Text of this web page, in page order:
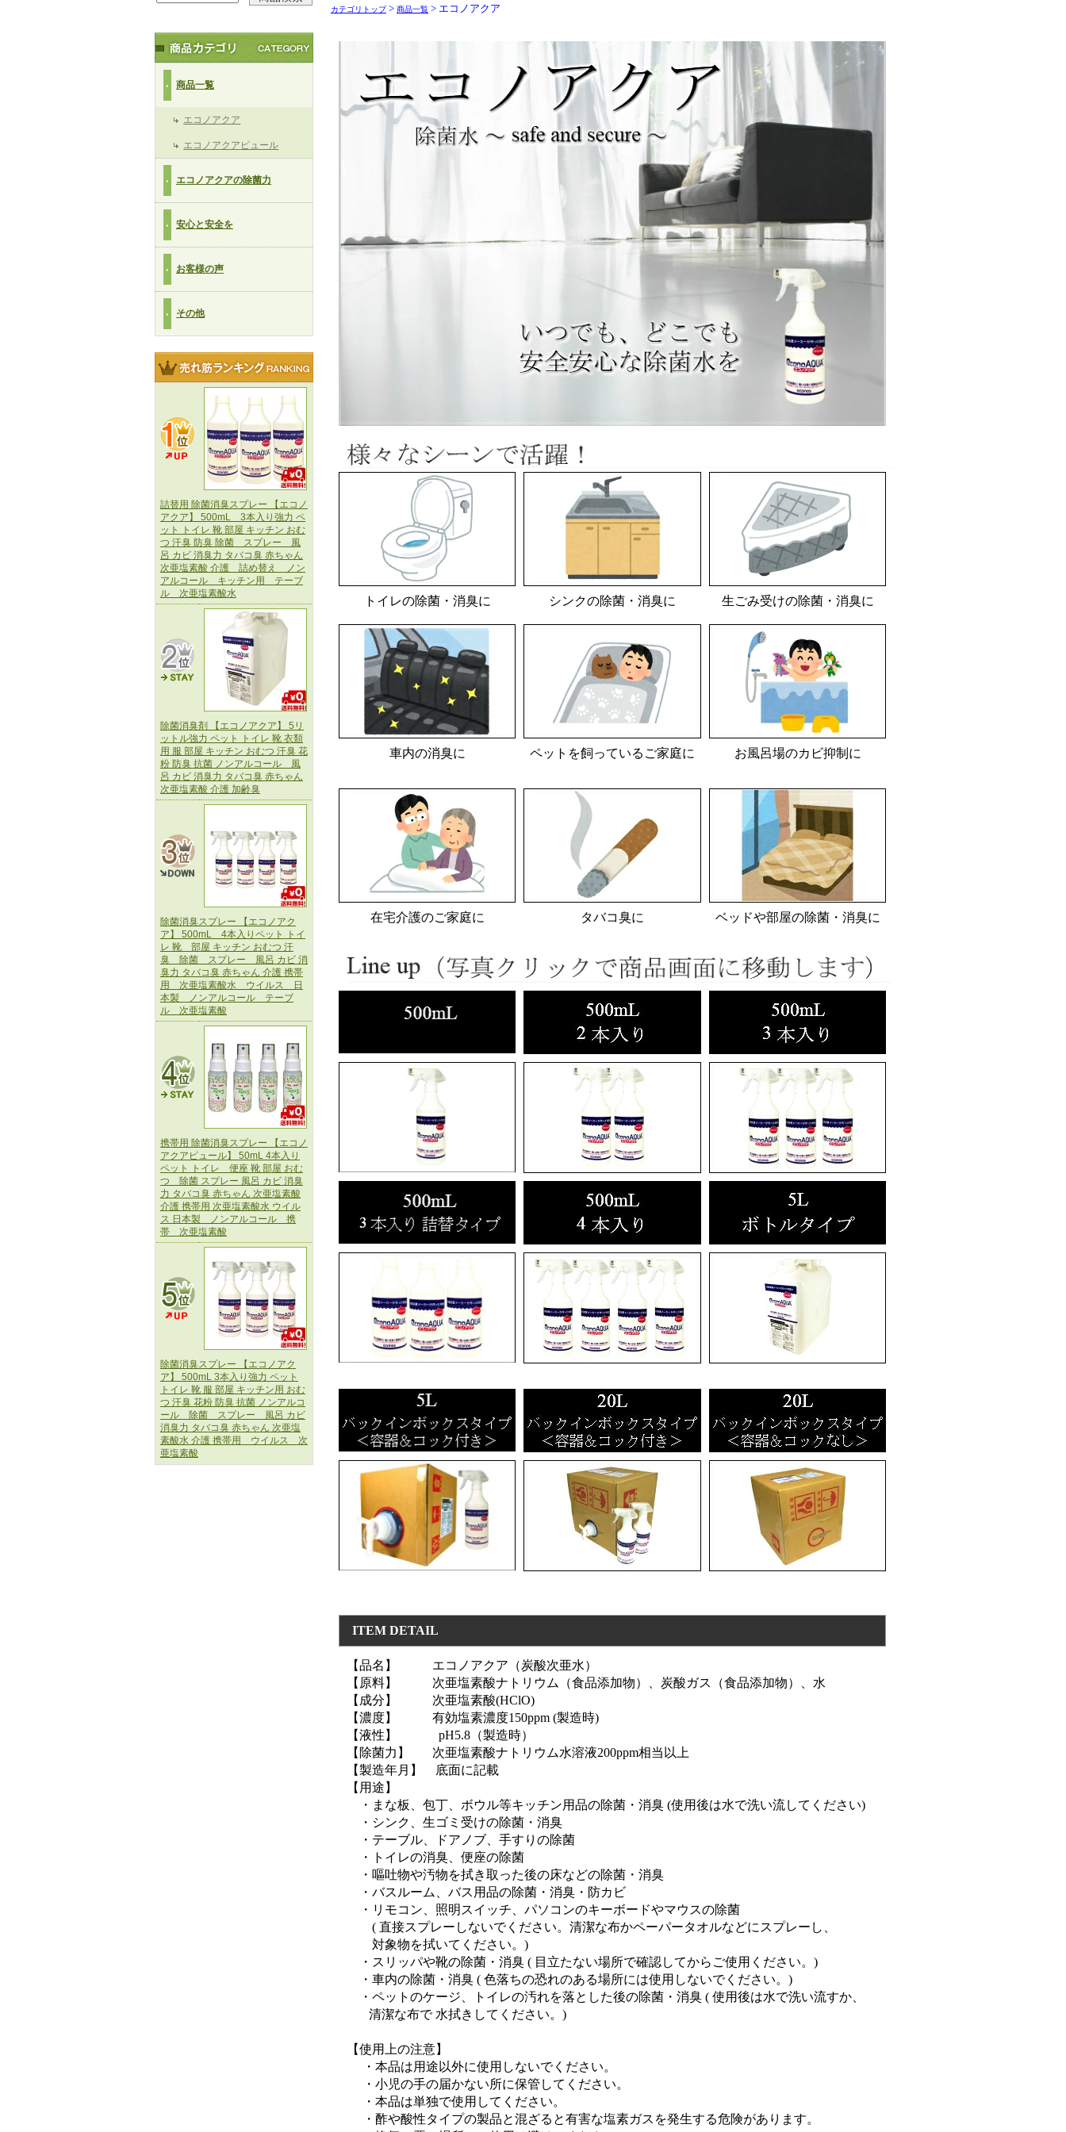
商品一覧
エコノアクア
エコノアクアピュール
エコノアクアの除菌力
安心と安全を
お客様の声
その他
詰替用 除菌消臭スプレー 【エコノ
アクア】 500mL 3本入り強力 ペ
ット トイレ 靴 部屋 キッチン おむ
つ 汗臭 防臭 除菌 スプレー 風
呂 カビ 消臭力 タバコ臭 赤ちゃん
次亜塩素酸 介護 詰め替え ノン
アルコール キッチン用 テーブ
ル 次亜塩素酸水
除菌消臭剤 【エコノアクア】 5リ
ットル強力 ペット トイレ 靴 衣類
用 服 部屋 キッチン おむつ 汗臭 花
粉 防臭 抗菌 ノンアルコール 風
呂 カビ 消臭力 タバコ臭 赤ちゃん
次亜塩素酸 介護 加齢臭
除菌消臭スプレー 【エコノアク
ア】 500mL 4本入りペット トイ
レ 靴 部屋 キッチン おむつ 汗
臭 除菌 スプレー 風呂 カビ 消
臭力 タバコ臭 赤ちゃん 介護 携帯
用 次亜塩素酸水 ウイルス 日
本製 ノンアルコール テーブ
ル 次亜塩素酸
携帯用 除菌消臭スプレー 【エコノ
アクアピュール】 50mL 4本入り
ペット トイレ 便座 靴 部屋 おむ
つ 除菌 スプレー 風呂 カビ 消臭
力 タバコ臭 赤ちゃん 次亜塩素酸
介護 携帯用 次亜塩素酸水 ウイル
ス 日本製 ノンアルコール 携
帯 次亜塩素酸
除菌消臭スプレー 【エコノアク
ア】 500mL 3本入り強力 ペット
トイレ 靴 服 部屋 キッチン用 おむ
つ 汗臭 花粉 防臭 抗菌 ノンアルコ
ール 除菌 スプレー 風呂 カビ
消臭力 タバコ臭 赤ちゃん 次亜塩
素酸水 介護 携帯用 ウイルス 次
亜塩素酸
カテゴリトップ> 商品一覧 > エコノアクア
トイレの除菌・消臭に シンクの除菌・消臭に 生ごみ受けの除菌・消臭に
車内の消臭に ペットを飼っているご家庭に お風呂場のカビ抑制に
在宅介護のご家庭に タバコ臭に ベッドや部屋の除菌・消臭に
ITEM DETAIL
【品名】 エコノアクア（炭酸次亜水）
【原料】 次亜塩素酸ナトリウム（食品添加物）、炭酸ガス（食品添加物）、水
【成分】 次亜塩素酸(HClO)
【濃度】 有効塩素濃度150ppm (製造時)
【液性】 pH5.8（製造時）
【除菌力】 次亜塩素酸ナトリウム水溶液200ppm相当以上
【製造年月】 底面に記載
【用途】
・まな板、包丁、ボウル等キッチン用品の除菌・消臭 (使用後は水で洗い流してください)
・シンク、生ゴミ受けの除菌・消臭
・テーブル、ドアノブ、手すりの除菌
・トイレの消臭、便座の除菌
・嘔吐物や汚物を拭き取った後の床などの除菌・消臭
・バスルーム、バス用品の除菌・消臭・防カビ
・リモコン、照明スイッチ、パソコンのキーボードやマウスの除菌
( 直接スプレーしないでください。清潔な布かペーパータオルなどにスプレーし、
対象物を拭いてください。)
・スリッパや靴の除菌・消臭 ( 目立たない場所で確認してからご使用ください。)
・車内の除菌・消臭 ( 色落ちの恐れのある場所には使用しないでください。)
・ペットのケージ、トイレの汚れを落とした後の除菌・消臭 ( 使用後は水で洗い流すか、
清潔な布で 水拭きしてください。)
【使用上の注意】
・本品は用途以外に使用しないでください。
・小児の手の届かない所に保管してください。
・本品は単独で使用してください。
・酢や酸性タイプの製品と混ざると有害な塩素ガスを発生する危険があります。